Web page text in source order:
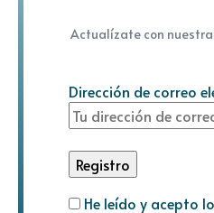
Actualízate con
Dirección de correo
He leído y acepto